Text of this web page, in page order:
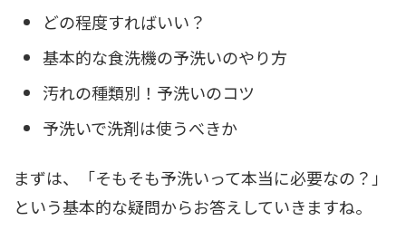
どの程度すればいい？
基本的な食洗機の予洗いのやり方
汚れの種類別！予洗いのコツ
予洗いで洗剤は使うべきか
まずは、「そもそも予洗いって本当に必要なの？」
という基本的な疑問からお答えしていきますね。